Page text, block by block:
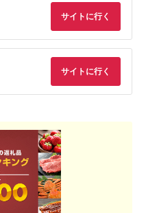
サイトに行く
サイトに行く